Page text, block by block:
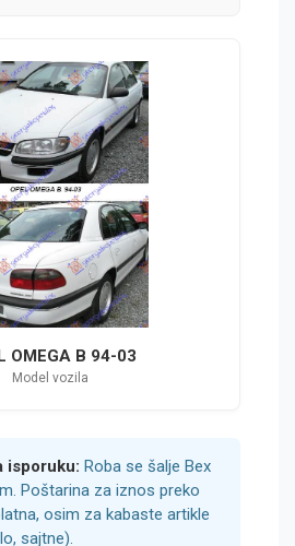
OMEGA B 94-03
Model vozila
isporuku: Roba se šalje Bex
Poštarina za iznos preko
osim za kabaste artikle
sajtne).